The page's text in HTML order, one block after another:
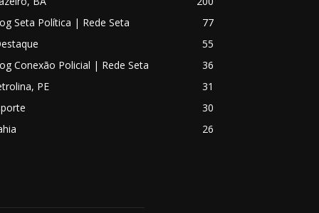
Seta Política | Rede Seta
77
55
Conexão Policial | Rede Seta
36
PE
31
30
26